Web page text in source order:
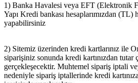
1) Banka Havalesi veya EFT (Elektronik
Yapı Kredi bankası hesaplarımızdan (TL)
yapabilirsiniz
2) Sitemiz üzerinden kredi kartlarınız ile
siparişiniz sonunda kredi kartınızdan tutar
gerçekleşecektir. Muhtemel sipariş iptali
nedeniyle sipariş iptallerinde kredi